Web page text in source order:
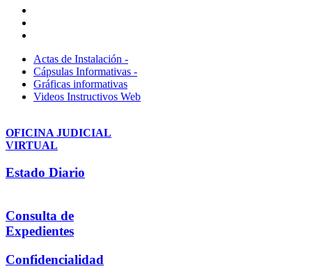
Actas de Instalación -
Cápsulas Informativas -
Gráficas informativas
Videos Instructivos Web
OFICINA JUDICIAL
VIRTUAL
Estado Diario
Consulta de
Expedientes
Confidencialidad